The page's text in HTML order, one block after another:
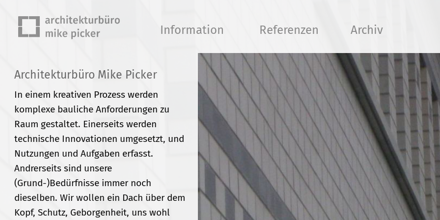
überspringen
Information Referenzen Archiv
Architekturbüro Mike Picker
In einem kreativen Prozess werden
komplexe bauliche Anforderungen zu
Raum gestaltet. Einerseits werden
technische Innovationen umgesetzt, und
Nutzungen und Aufgaben erfasst.
Andrerseits sind unsere
(Grund-)Bedürfnisse immer noch
dieselben. Wir wollen ein Dach über dem
Kopf, Schutz, Geborgenheit, uns wohl